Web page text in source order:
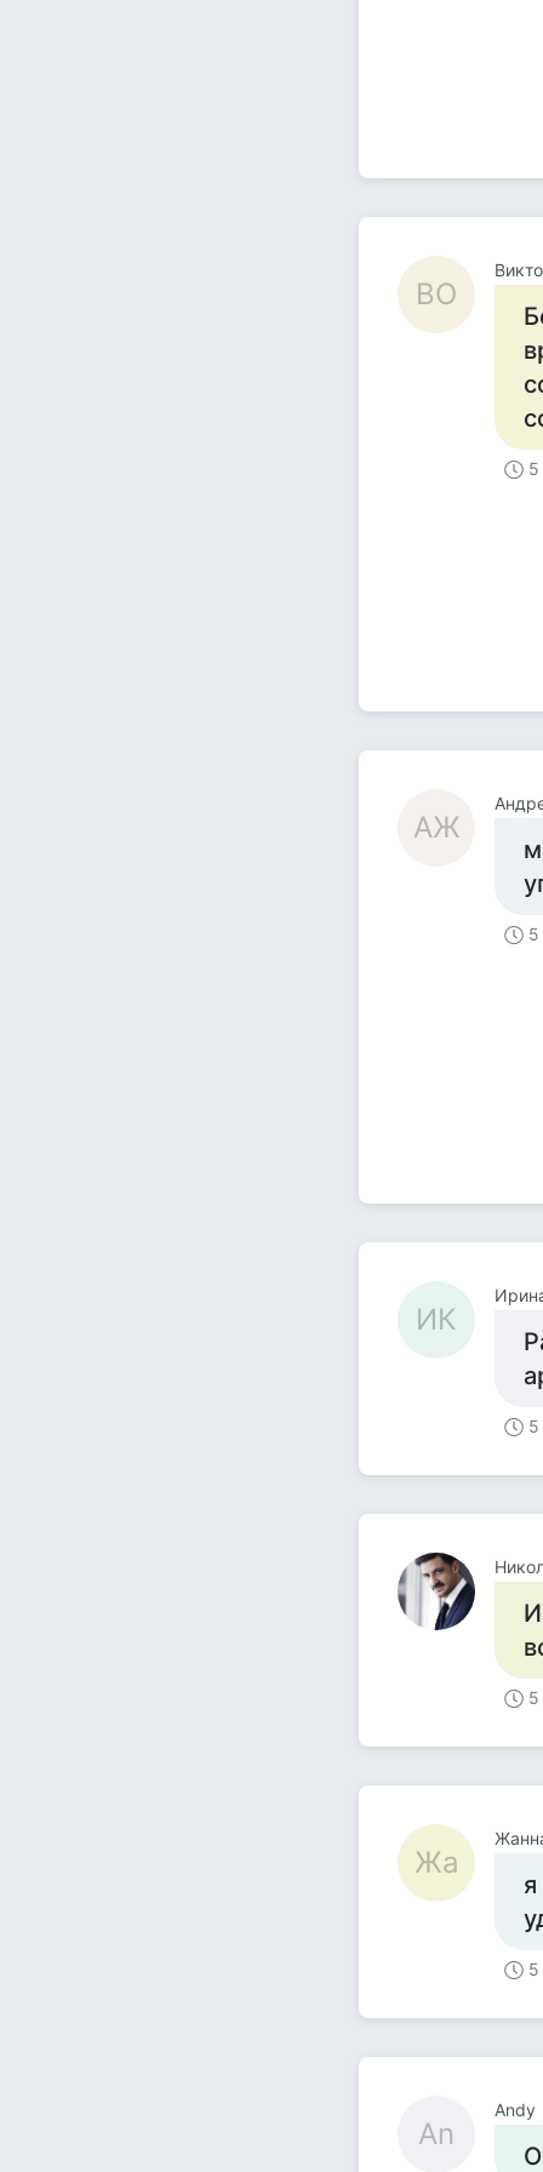
ВО
5
АЖ
5
ИК
5
5
Жа
5
An
Andy